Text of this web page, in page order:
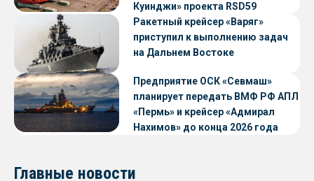
Куинджи» проекта RSD59
Ракетный крейсер «Варяг»
приступил к выполнению задач
на Дальнем Востоке
Предприятие ОСК «Севмаш»
планирует передать ВМФ РФ АПЛ
«Пермь» и крейсер «Адмирал
Нахимов» до конца 2026 года
Главные новости